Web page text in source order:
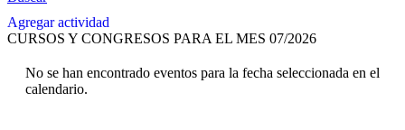
Agregar actividad
CURSOS Y CONGRESOS PARA EL MES 07/2026
No se han encontrado eventos para la fecha seleccionada en el
calendario.